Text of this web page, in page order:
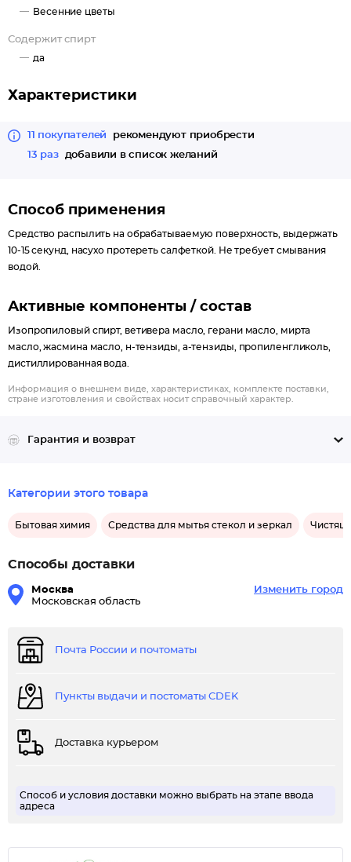
Весенние цветы
Содержит спирт
да
Характеристики
11 покупателей
рекомендуют приобрести
13 раз
добавили в список желаний
Способ применения
Средство распылить на обрабатываемую поверхность, выдержать
10-15 секунд, насухо протереть салфеткой. Не требует смывания
водой.
Активные компоненты / состав
Изопропиловый спирт, ветивера масло, герани масло, мирта
масло, жасмина масло, н-тензиды, а-тензиды, пропиленгликоль,
дистиллированная вода.
Информация о внешнем виде, характеристиках, комплекте поставки,
стране изготовления и свойствах носит справочный характер.
Гарантия и возврат
Категории этого товара
Бытовая химия Средства для мытья стекол и зеркал
Способы доставки
Москва
Московская область
Изменить город
Почта России и почтоматы
Пункты выдачи и постоматы CDEK
Доставка курьером
Способ и условия доставки можно выбрать на этапе ввода
адреса